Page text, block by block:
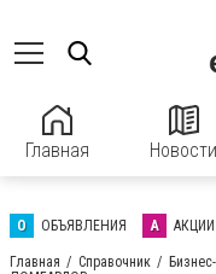
Главная Новости
О ОБЪЯВЛЕНИЯ А
Главная Справочник